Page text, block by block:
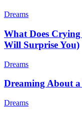
Dreams
What Does
Will Surprise You)
Dreams
Dreaming About
Dreams